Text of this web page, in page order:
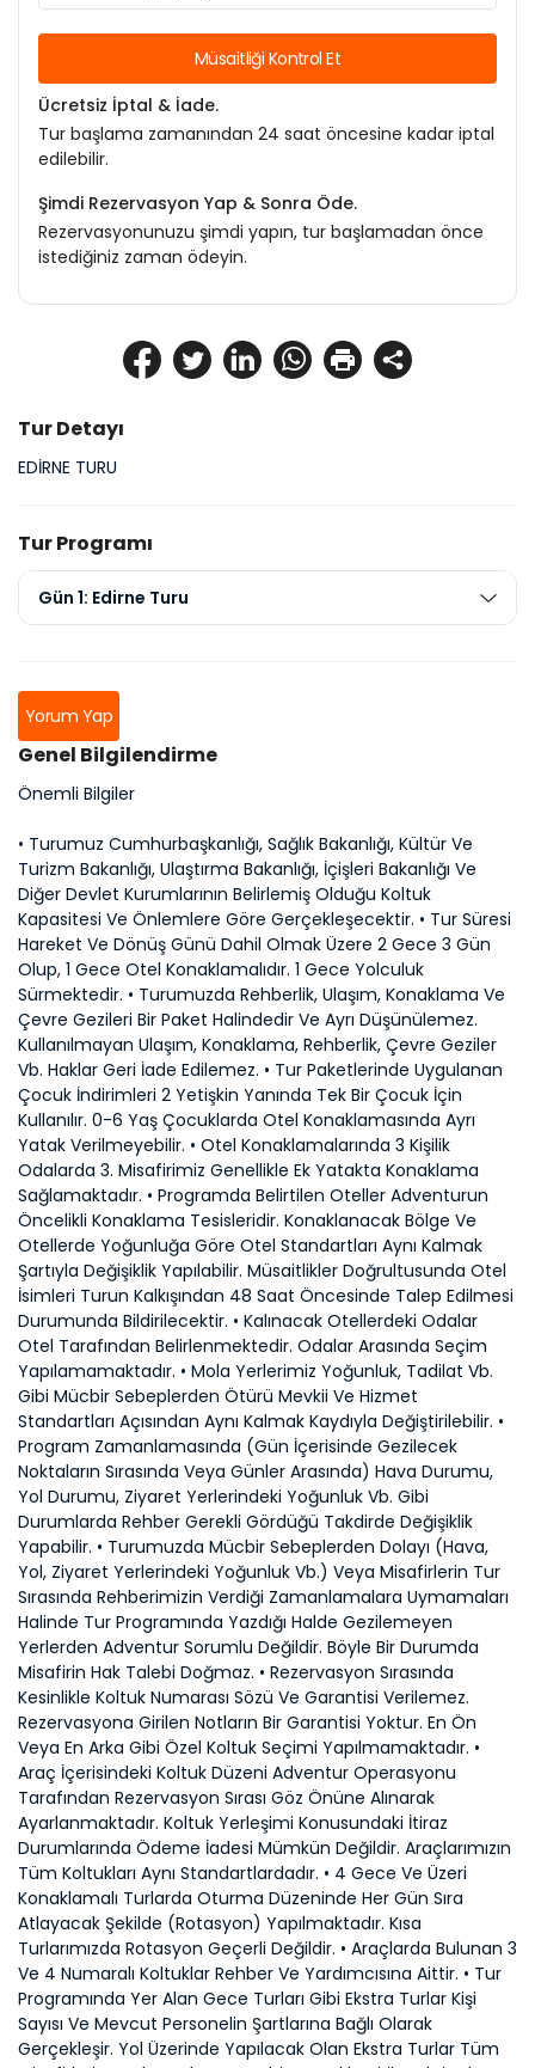
Tur Detayı
EDİRNE TURU
Tur Programı
Gün 1: Edirne Turu
Yorum Yap
Genel Bilgilendirme
Önemli Bilgiler
• Turumuz Cumhurbaşkanlığı, Sağlık Bakanlığı, Kültür Ve
Turizm Bakanlığı, Ulaştırma Bakanlığı, İçişleri Bakanlığı Ve
Diğer Devlet Kurumlarının Belirlemiş Olduğu Koltuk
Kapasitesi Ve Önlemlere Göre Gerçekleşecektir. • Tur Süresi
Hareket Ve Dönüş Günü Dahil Olmak Üzere 2 Gece 3 Gün
Olup, 1 Gece Otel Konaklamalıdır. 1 Gece Yolculuk
Sürmektedir. • Turumuzda Rehberlik, Ulaşım, Konaklama Ve
Çevre Gezileri Bir Paket Halindedir Ve Ayrı Düşünülemez.
Kullanılmayan Ulaşım, Konaklama, Rehberlik, Çevre Geziler
Vb. Haklar Geri İade Edilemez. • Tur Paketlerinde Uygulanan
Çocuk İndirimleri 2 Yetişkin Yanında Tek Bir Çocuk İçin
Kullanılır. 0-6 Yaş Çocuklarda Otel Konaklamasında Ayrı
Yatak Verilmeyebilir. • Otel Konaklamalarında 3 Kişilik
Odalarda 3. Misafirimiz Genellikle Ek Yatakta Konaklama
Sağlamaktadır. • Programda Belirtilen Oteller Adventurun
Öncelikli Konaklama Tesisleridir. Konaklanacak Bölge Ve
Otellerde Yoğunluğa Göre Otel Standartları Aynı Kalmak
Şartıyla Değişiklik Yapılabilir. Müsaitlikler Doğrultusunda Otel
İsimleri Turun Kalkışından 48 Saat Öncesinde Talep Edilmesi
Durumunda Bildirilecektir. • Kalınacak Otellerdeki Odalar
Otel Tarafından Belirlenmektedir. Odalar Arasında Seçim
Yapılamamaktadır. • Mola Yerlerimiz Yoğunluk, Tadilat Vb.
Gibi Mücbir Sebeplerden Ötürü Mevkii Ve Hizmet
Standartları Açısından Aynı Kalmak Kaydıyla Değiştirilebilir. •
Program Zamanlamasında (Gün İçerisinde Gezilecek
Noktaların Sırasında Veya Günler Arasında) Hava Durumu,
Yol Durumu, Ziyaret Yerlerindeki Yoğunluk Vb. Gibi
Durumlarda Rehber Gerekli Gördüğü Takdirde Değişiklik
Yapabilir. • Turumuzda Mücbir Sebeplerden Dolayı (Hava,
Yol, Ziyaret Yerlerindeki Yoğunluk Vb.) Veya Misafirlerin Tur
Sırasında Rehberimizin Verdiği Zamanlamalara Uymamaları
Halinde Tur Programında Yazdığı Halde Gezilemeyen
Yerlerden Adventur Sorumlu Değildir. Böyle Bir Durumda
Misafirin Hak Talebi Doğmaz. • Rezervasyon Sırasında
Kesinlikle Koltuk Numarası Sözü Ve Garantisi Verilemez.
Rezervasyona Girilen Notların Bir Garantisi Yoktur. En Ön
Veya En Arka Gibi Özel Koltuk Seçimi Yapılmamaktadır. •
Araç İçerisindeki Koltuk Düzeni Adventur Operasyonu
Tarafından Rezervasyon Sırası Göz Önüne Alınarak
Ayarlanmaktadır. Koltuk Yerleşimi Konusundaki İtiraz
Durumlarında Ödeme İadesi Mümkün Değildir. Araçlarımızın
Tüm Koltukları Aynı Standartlardadır. • 4 Gece Ve Üzeri
Konaklamalı Turlarda Oturma Düzeninde Her Gün Sıra
Atlayacak Şekilde (Rotasyon) Yapılmaktadır. Kısa
Turlarımızda Rotasyon Geçerli Değildir. • Araçlarda Bulunan 3
Ve 4 Numaralı Koltuklar Rehber Ve Yardımcısına Aittir. • Tur
Programında Yer Alan Gece Turları Gibi Ekstra Turlar Kişi
Sayısı Ve Mevcut Personelin Şartlarına Bağlı Olarak
Gerçekleşir. Yol Üzerinde Yapılacak Olan Ekstra Turlar Tüm
Müsaitliği Kontrol Et
Ücretsiz İptal & İade.
Tur başlama zamanından 24 saat öncesine kadar iptal
edilebilir.
Şimdi Rezervasyon Yap & Sonra Öde.
Rezervasyonunuzu şimdi yapın, tur başlamadan önce
istediğiniz zaman ödeyin.